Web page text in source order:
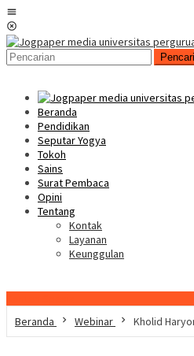
Loncat
ke
konten
Beranda
Pendidikan
Seputar Yogya
Tokoh
Sains
Surat Pembaca
Opini
Tentang
Kontak
Layanan
Keunggulan
Beranda
Webinar Kholid